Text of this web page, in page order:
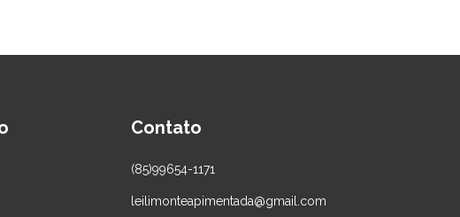
Contato
(85)99654-1171
leilimonteapimentada@gmail.com